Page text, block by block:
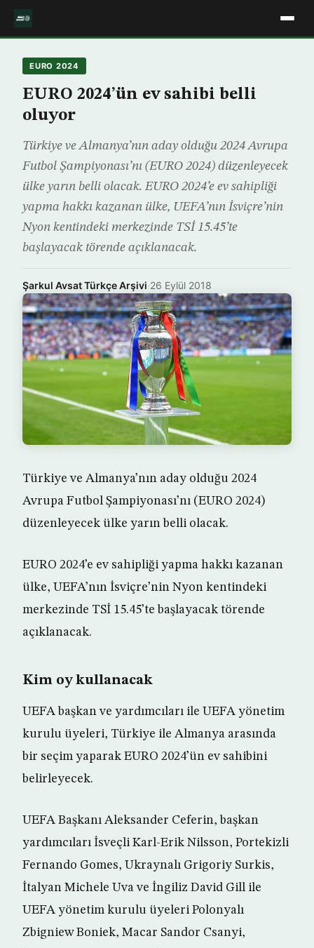
EURO 2024
EURO 2024’ün ev sahibi belli
oluyor
Türkiye ve Almanya’nın aday olduğu 2024 Avrupa
Futbol Şampiyonası’nı (EURO 2024) düzenleyecek
ülke yarın belli olacak. EURO 2024’e ev sahipliği
yapma hakkı kazanan ülke, UEFA’nın İsviçre’nin
Nyon kentindeki merkezinde TSİ 15.45’te
başlayacak törende açıklanacak.​
Şarkul Avsat Türkçe Arşivi·26 Eylül 2018
Türkiye ve Almanya’nın aday olduğu 2024
Avrupa Futbol Şampiyonası’nı (EURO 2024)
düzenleyecek ülke yarın belli olacak.
EURO 2024’e ev sahipliği yapma hakkı kazanan
ülke, UEFA’nın İsviçre’nin Nyon kentindeki
merkezinde TSİ 15.45’te başlayacak törende
açıklanacak.​
Kim oy kullanacak
UEFA başkan ve yardımcıları ile UEFA yönetim
kurulu üyeleri, Türkiye ile Almanya arasında
bir seçim yaparak EURO 2024’ün ev sahibini
belirleyecek.
UEFA Başkanı Aleksander Ceferin, başkan
yardımcıları İsveçli Karl-Erik Nilsson, Portekizli
Fernando Gomes, Ukraynalı Grigoriy Surkis,
İtalyan Michele Uva ve İngiliz David Gill ile
UEFA yönetim kurulu üyeleri Polonyalı
Zbigniew Boniek, Macar Sandor Csanyi,